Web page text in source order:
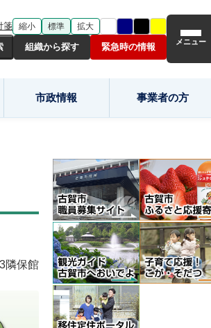
箋 縮小 標準 拡大
組織から探す 緊急時の情報 メニュー
市政情報 事業者の方
隣保館